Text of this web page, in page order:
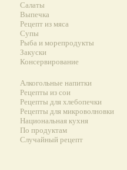
Салаты
Выпечка
Рецепт из мяса
Супы
Рыба и морепродукты
Закуски
Консервирование
Алкогольные напитки
Рецепты из сои
Рецепты для хлебопечки
Рецепты для микроволновки
Национальная кухня
По продуктам
Случайный рецепт